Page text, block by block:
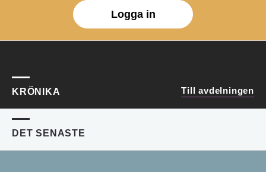
Logga in
KRÖNIKA Till avdelningen
DET SENASTE